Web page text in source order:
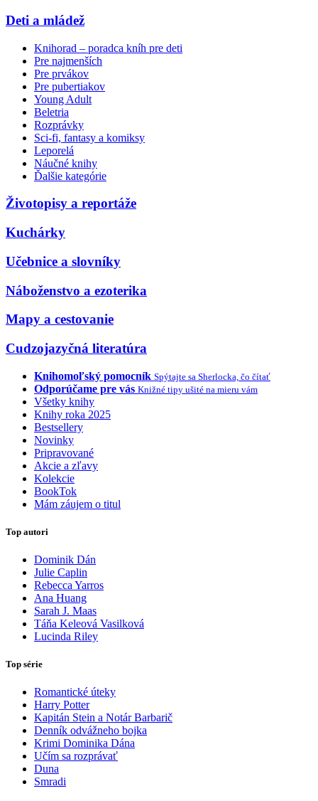
Deti a mládež
Knihorad – poradca kníh pre deti
Pre najmenších
Pre prvákov
Pre pubertiakov
Young Adult
Beletria
Rozprávky
Sci-fi, fantasy a komiksy
Leporelá
Náučné knihy
Ďalšie kategórie
Životopisy a reportáže
Kuchárky
Učebnice a slovníky
Náboženstvo a ezoterika
Mapy a cestovanie
Cudzojazyčná literatúra
Knihomoľský pomocník Spýtajte sa Sherlocka, čo čítať
Odporúčame pre vás Knižné tipy ušité na mieru vám
Všetky knihy
Knihy roka 2025
Bestsellery
Novinky
Pripravované
Akcie a zľavy
Kolekcie
BookTok
Mám záujem o titul
Top autori
Dominik Dán
Julie Caplin
Rebecca Yarros
Ana Huang
Sarah J. Maas
Táňa Keleová Vasilková
Lucinda Riley
Top série
Romantické úteky
Harry Potter
Kapitán Stein a Notár Barbarič
Denník odvážneho bojka
Krimi Dominika Dána
Učím sa rozprávať
Duna
Smradi